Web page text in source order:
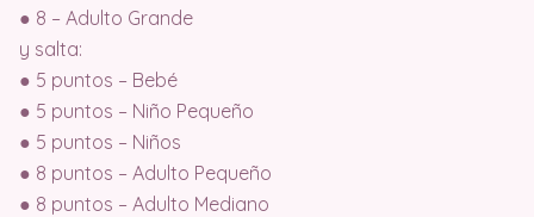
● 8 – Adulto Grande
y salta:
● 5 puntos – Bebé
● 5 puntos – Niño Pequeño
● 5 puntos – Niños
● 8 puntos – Adulto Pequeño
● 8 puntos – Adulto Mediano